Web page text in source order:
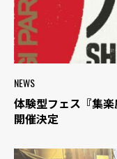
NEWS
体験型フェス『集
開催決定